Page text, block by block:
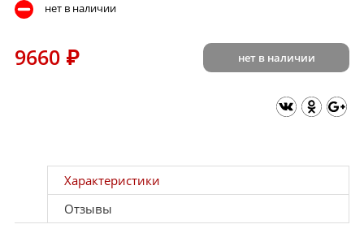
нет в наличии
9660 ₽ нет в наличии
Характеристики
Отзывы